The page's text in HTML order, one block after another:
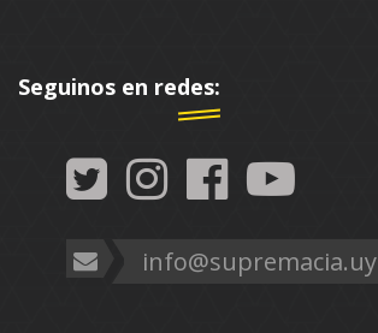
Seguinos en redes:
info@supremacia.uy